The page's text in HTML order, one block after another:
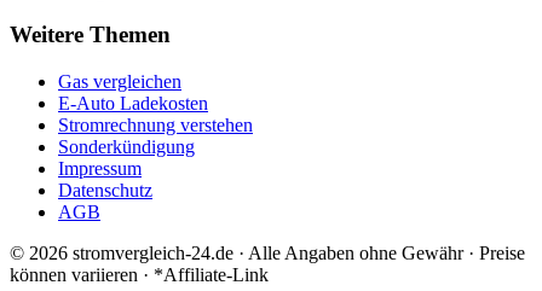
Weitere Themen
Gas vergleichen
E-Auto Ladekosten
Stromrechnung verstehen
Sonderkündigung
Impressum
Datenschutz
AGB
© 2026 stromvergleich-24.de · Alle Angaben ohne Gewähr · Preise
können variieren · *Affiliate-Link